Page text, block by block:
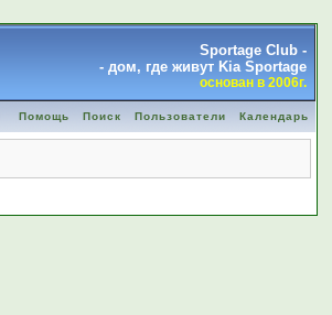
Sportage Club -
- дом, где живут Kia Sportage
основан в 2006г.
Помощь Поиск Пользователи Календарь